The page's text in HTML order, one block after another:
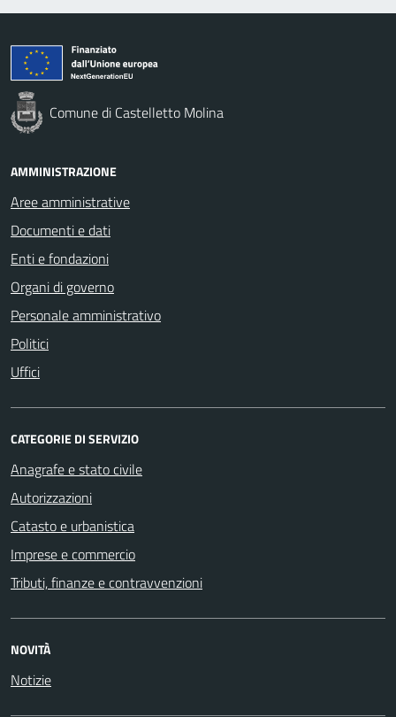
Comune di Castelletto Molina
AMMINISTRAZIONE
Aree amministrative
Documenti e dati
Enti e fondazioni
Organi di governo
Personale amministrativo
Politici
Uffici
CATEGORIE DI SERVIZIO
Anagrafe e stato civile
Autorizzazioni
Catasto e urbanistica
Imprese e commercio
Tributi, finanze e contravvenzioni
NOVITÀ
Notizie